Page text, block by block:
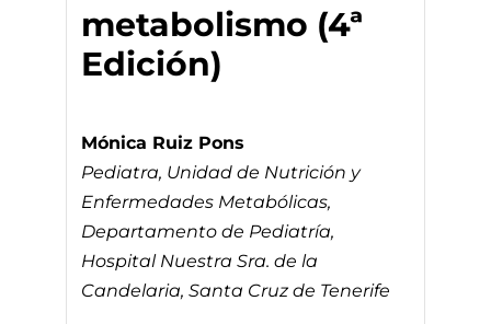
metabolismo (4ª
Edición)
Mónica Ruiz Pons
Pediatra, Unidad de Nutrición y
Enfermedades Metabólicas,
Departamento de Pediatría,
Hospital Nuestra Sra. de la
Candelaria, Santa Cruz de Tenerife